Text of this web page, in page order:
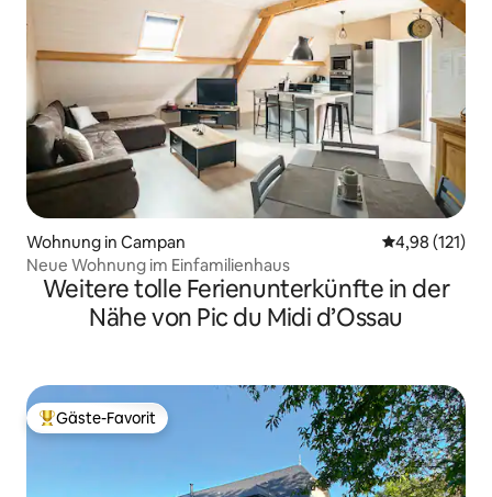
Wohnung in Campan
4,98 (121)
Neue Wohnung im Einfamilienhaus
Weitere tolle Ferienunterkünfte in der
Nähe von Pic du Midi d’Ossau
Beliebter Gäste-Favorit.
Gäste-Favorit